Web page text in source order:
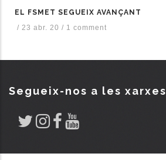
EL FSMET SEGUEIX AVANÇANT
/ 23 abr. 20 / 1 comment
Segueix-nos a les xarxes